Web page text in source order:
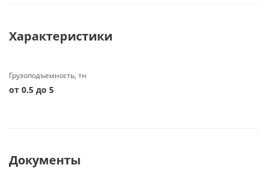
Характеристики
Грузоподъемность, тн
от 0.5 до 5
Документы